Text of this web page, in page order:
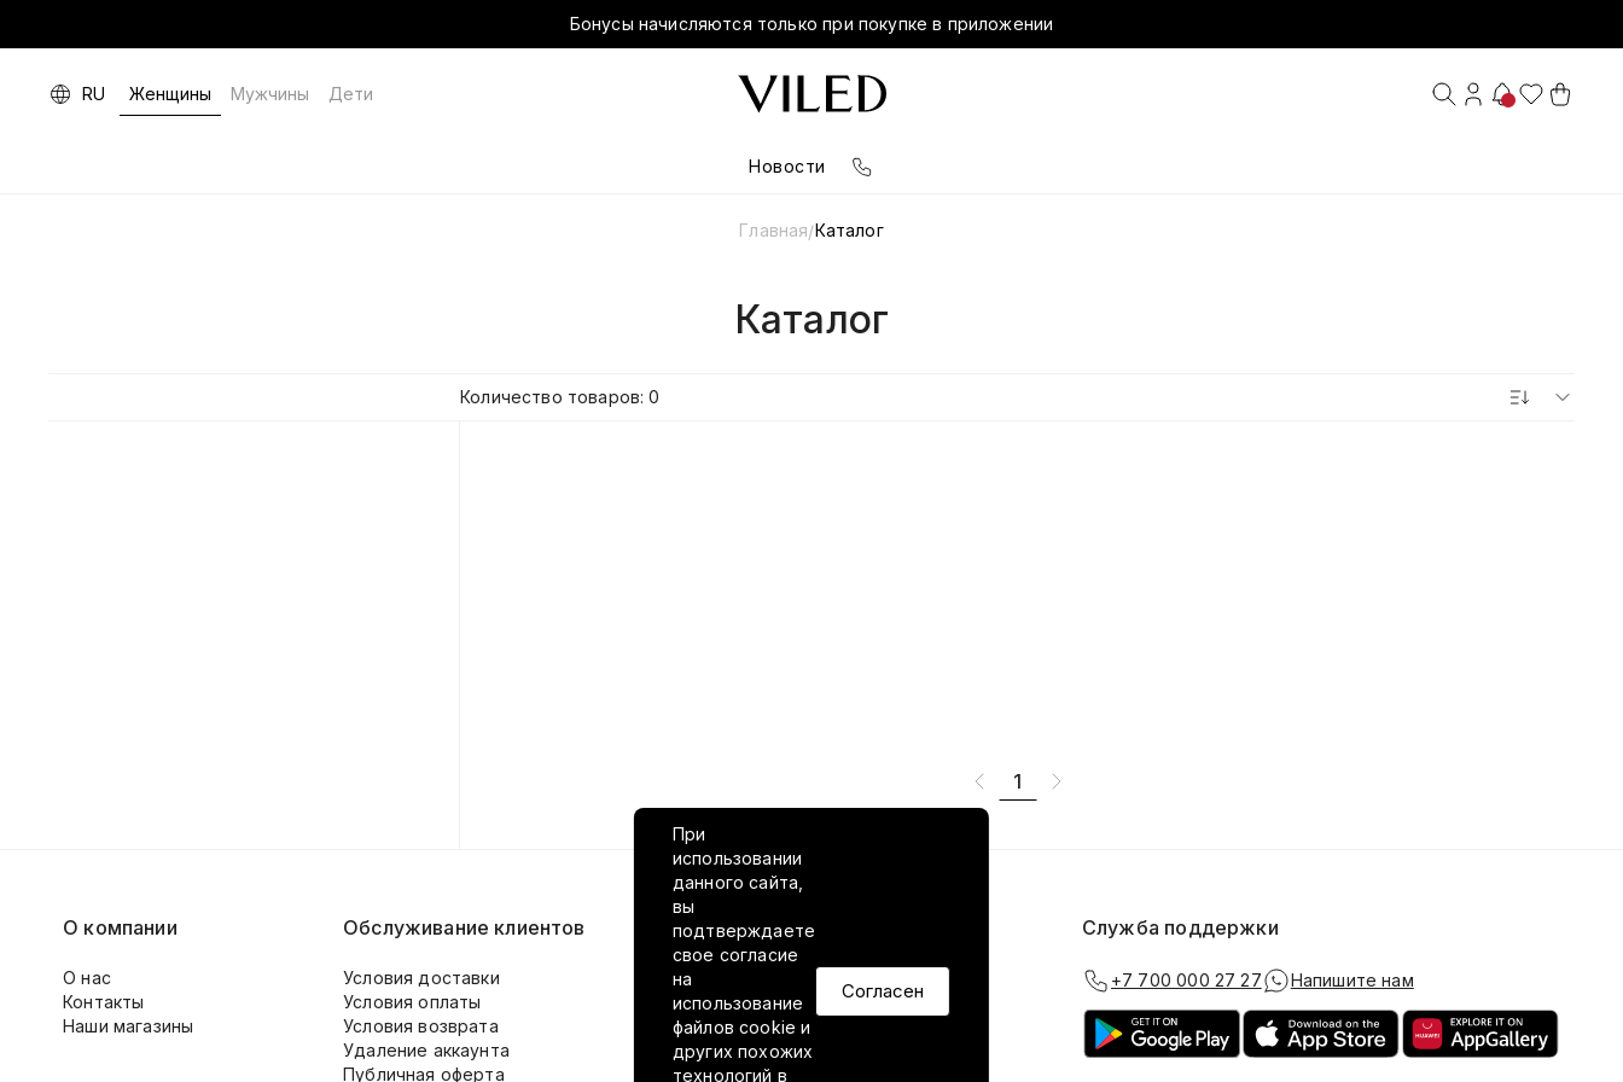
Бонусы начисляются только при покупке в приложении
RU Женщины Мужчины Дети
Новости
Главная/Каталог
Каталог
Количество товаров: 0
1
При
использовании
данного сайта,
вы
подтверждаете
свое согласие
на
использование
файлов cookie и
других похожих
технологий в
Согласен
О компании
О нас
Контакты
Наши магазины
Обслуживание клиентов
Условия доставки
Условия оплаты
Условия возврата
Удаление аккаунта
Публичная оферта
VILED в соцсетях Служба поддержки
+7 700 000 27 27 Напишите нам